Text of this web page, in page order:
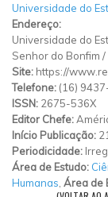
Universidade do
Endereço:
Universidade do
Senhor do Bonfim /
Site: https://
Telefone: (16)
ISSN: 2675-536X
Editor Chefe:
Início Publicação:
Periodicidade:
Área de Estudo:
Humanas Área de